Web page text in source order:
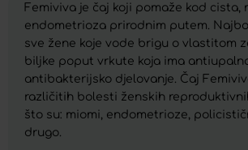
Femiviva je čaj koji pomaže kod cista,
endometrioza prirodnim putem.
sve žene koje vode brigu o vlastitom
biljke poput vrkute koja ima
antibakterijsko djelovanje. Čaj
različitih bolesti ženskih
što su: miomi, endometrioze,
drugo.